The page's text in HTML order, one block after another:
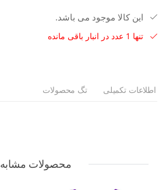
این کالا موجود می باشد.
تنها 1 عدد در انبار باقی مانده
اطلاعات تکمیلی تگ محصولات
محصولات مشابه